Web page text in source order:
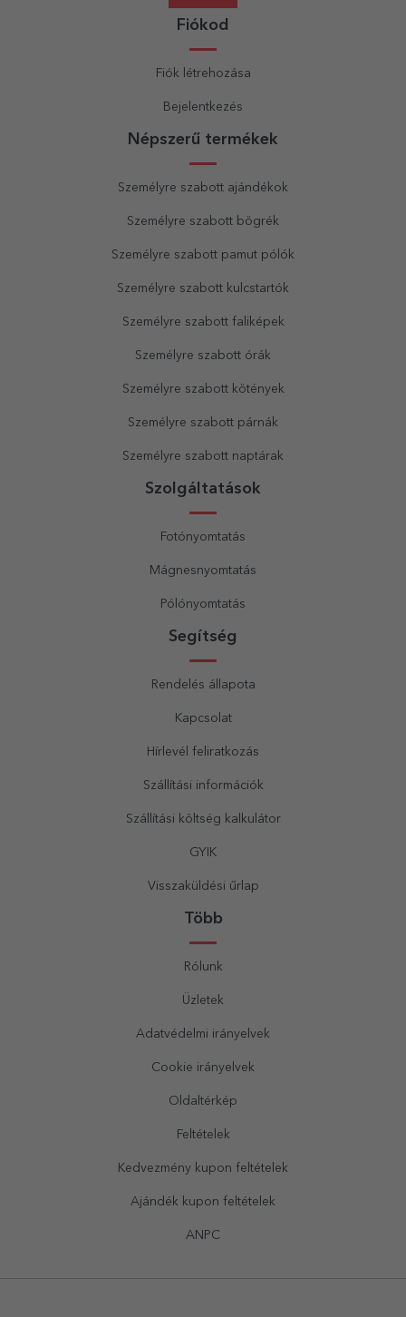
Fiókod
Fiók létrehozása
Bejelentkezés
Népszerű termékek
Személyre szabott ajándékok
Személyre szabott bögrék
Személyre szabott pamut pólók
Személyre szabott kulcstartók
Személyre szabott faliképek
Személyre szabott órák
Személyre szabott kötények
Személyre szabott párnák
Személyre szabott naptárak
Szolgáltatások
Fotónyomtatás
Mágnesnyomtatás
Pólónyomtatás
Segítség
Rendelés állapota
Kapcsolat
Hírlevél feliratkozás
Szállítási információk
Szállítási költség kalkulátor
GYIK
Visszaküldési űrlap
Több
Rólunk
Üzletek
Adatvédelmi irányelvek
Cookie irányelvek
Oldaltérkép
Feltételek
Kedvezmény kupon feltételek
Ajándék kupon feltételek
ANPC